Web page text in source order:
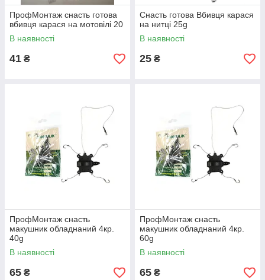
ПрофМонтаж снасть готова
вбивця карася на мотовілі 20
В наявності
41 ₴
Снасть готова Вбивця карася
на нитці 25g
В наявності
25 ₴
ПрофМонтаж снасть
макушник обладнаний 4кр.
40g
В наявності
65 ₴
ПрофМонтаж снасть
макушник обладнаний 4кр.
60g
В наявності
65 ₴